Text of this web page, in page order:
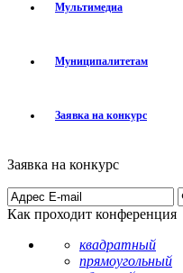
Мультимедиа
Муниципалитетам
Заявка на конкурс
Заявка на конкурс
Как проходит конференция
квадратный
прямоугольный